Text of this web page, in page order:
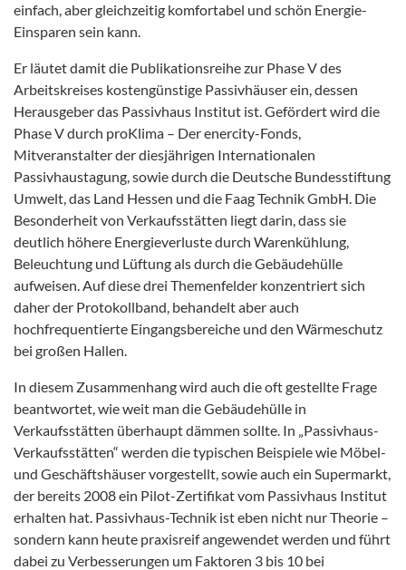
einfach, aber gleichzeitig komfortabel und schön Energie-
Einsparen sein kann.
Er läutet damit die Publikationsreihe zur Phase V des
Arbeitskreises kostengünstige Passivhäuser ein, dessen
Herausgeber das Passivhaus Institut ist. Gefördert wird die
Phase V durch proKlima – Der enercity-Fonds,
Mitveranstalter der diesjährigen Internationalen
Passivhaustagung, sowie durch die Deutsche Bundesstiftung
Umwelt, das Land Hessen und die Faag Technik GmbH. Die
Besonderheit von Verkaufsstätten liegt darin, dass sie
deutlich höhere Energieverluste durch Warenkühlung,
Beleuchtung und Lüftung als durch die Gebäudehülle
aufweisen. Auf diese drei Themenfelder konzentriert sich
daher der Protokollband, behandelt aber auch
hochfrequentierte Eingangsbereiche und den Wärmeschutz
bei großen Hallen.
In diesem Zusammenhang wird auch die oft gestellte Frage
beantwortet, wie weit man die Gebäudehülle in
Verkaufsstätten überhaupt dämmen sollte. In „Passivhaus-
Verkaufsstätten“ werden die typischen Beispiele wie Möbel-
und Geschäftshäuser vorgestellt, sowie auch ein Supermarkt,
der bereits 2008 ein Pilot-Zertifikat vom Passivhaus Institut
erhalten hat. Passivhaus-Technik ist eben nicht nur Theorie –
sondern kann heute praxisreif angewendet werden und führt
dabei zu Verbesserungen um Faktoren 3 bis 10 bei